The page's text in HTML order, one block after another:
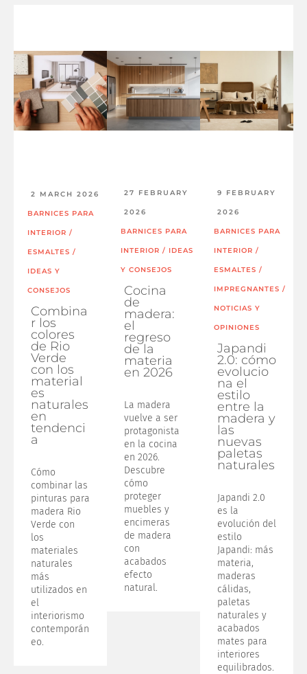
2 MARCH 2026
BARNICES PARA
INTERIOR /
ESMALTES /
IDEAS Y
CONSEJOS
Combina
r los
colores
de Rio
Verde
con los
material
es
naturales
en
tendenci
a
Cómo
combinar las
pinturas para
madera Rio
Verde con
los
materiales
naturales
más
utilizados en
el
interiorismo
contemporán
eo.
27 FEBRUARY
2026
BARNICES PARA
INTERIOR / IDEAS
Y CONSEJOS
Cocina
de
madera:
el
regreso
de la
materia
en 2026
La madera
vuelve a ser
protagonista
en la cocina
en 2026.
Descubre
cómo
proteger
muebles y
encimeras
de madera
con
acabados
efecto
natural.
9 FEBRUARY
2026
BARNICES PARA
INTERIOR /
ESMALTES /
IMPREGNANTES /
NOTICIAS Y
OPINIONES
Japandi
2.0: cómo
evolucio
na el
estilo
entre la
madera y
las
nuevas
paletas
naturales
Japandi 2.0
es la
evolución del
estilo
Japandi: más
materia,
maderas
cálidas,
paletas
naturales y
acabados
mates para
interiores
equilibrados.